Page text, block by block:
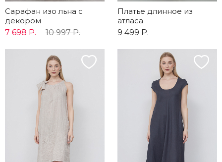
Сарафан изо льна с
декором
7 698 Р.
10 997 Р.
Платье длинное из
атласа
9 499 Р.